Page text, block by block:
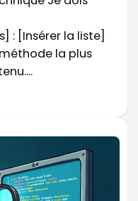
: [Insérer la liste]
la plus